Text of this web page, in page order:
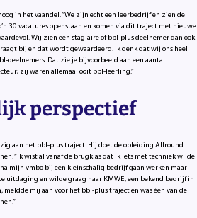
in het vaandel. “We zijn echt een leerbedrijf en zien de
30 vacatures openstaan en komen via dit traject met nieuwe
Wij zien een stagiaire of bbl-plus deelnemer dan ook
bij en dat wordt gewaardeerd. Ik denk dat wij ons heel
deelnemers. Dat zie je bijvoorbeeld aan een aantal
zij waren allemaal ooit bbl-leerling.”
perspectief
aan het bbl-plus traject. Hij doet de opleiding Allround
“Ik wist al vanaf de brugklas dat ik iets met techniek wilde
mijn vmbo bij een kleinschalig bedrijf gaan werken maar
uitdaging en wilde graag naar KMWE, een bekend bedrijf in
mij aan voor het bbl-plus traject en was één van de